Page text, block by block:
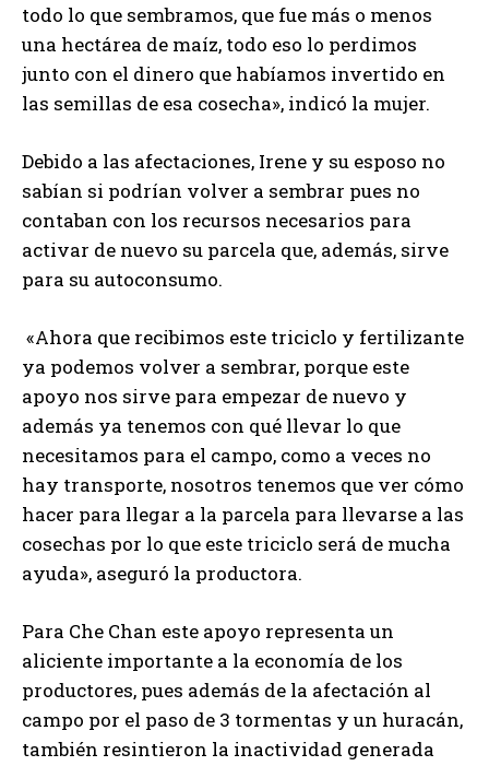
todo lo que sembramos, que fue más o menos
una hectárea de maíz, todo eso lo perdimos
junto con el dinero que habíamos invertido en
las semillas de esa cosecha», indicó la mujer.
Debido a las afectaciones, Irene y su esposo no
sabían si podrían volver a sembrar pues no
contaban con los recursos necesarios para
activar de nuevo su parcela que, además, sirve
para su autoconsumo.
«Ahora que recibimos este triciclo y fertilizante
ya podemos volver a sembrar, porque este
apoyo nos sirve para empezar de nuevo y
además ya tenemos con qué llevar lo que
necesitamos para el campo, como a veces no
hay transporte, nosotros tenemos que ver cómo
hacer para llegar a la parcela para llevarse a las
cosechas por lo que este triciclo será de mucha
ayuda», aseguró la productora.
Para Che Chan este apoyo representa un
aliciente importante a la economía de los
productores, pues además de la afectación al
campo por el paso de 3 tormentas y un huracán,
también resintieron la inactividad generada